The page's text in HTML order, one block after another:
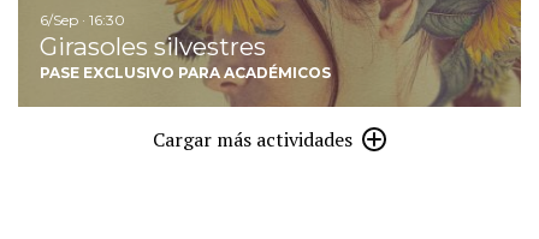
6/Sep · 16:30
Girasoles silvestres
PASE EXCLUSIVO PARA ACADÉMICOS
Cargar más actividades